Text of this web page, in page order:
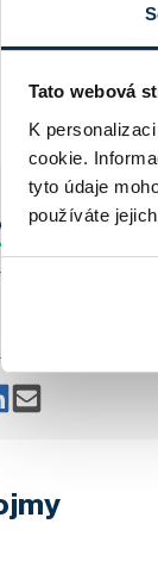
Tato webová
K
cookie.
tyto údaje
používáte
Pohanka